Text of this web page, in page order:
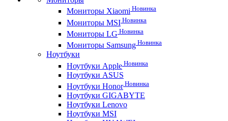
Мониторы Xiaomi Новинка
Мониторы MSI Новинка
Мониторы LG Новинка
Мониторы Samsung Новинка
Ноутбуки
Ноутбуки Apple Новинка
Ноутбуки ASUS
Ноутбуки HonorНовинка
Ноутбуки GIGABYTE
Ноутбуки Lenovo
Ноутбуки MSI